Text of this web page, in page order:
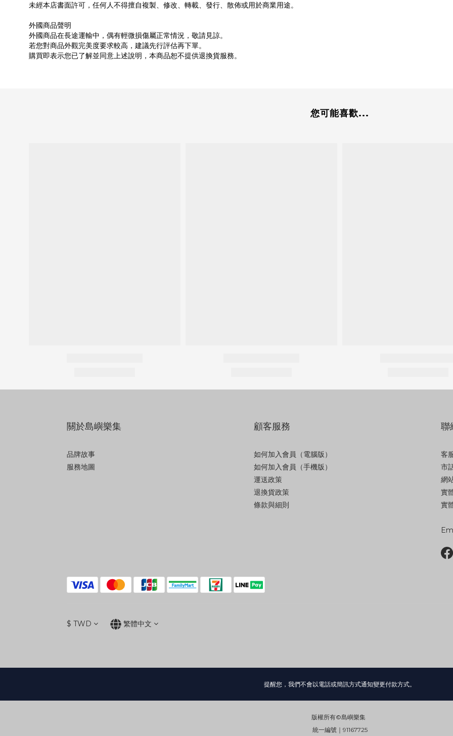
未經本店書面許可，任何人不得擅自複製、修改、轉載、發行、散佈或用於商業用途。
外國商品聲明
外國商品在長途運輸中，偶有輕微損傷屬正常情況，敬請見諒。
若您對商品外觀完美度要求較高，建議先行評估再下單。
購買即表示您已了解並同意上述說明，本商品恕不提供退換貨服務。
您可能喜歡...
關於島嶼樂集
品牌故事
服務地圖
顧客服務
如何加入會員（電腦版）
如何加入會員（手機版）
運送政策
退換貨政策
條款與細則
聯
客
市
網
實
實
$ TWD 繁體中文
提醒您，我們不會以電話或簡訊方式通知變更付款方式。
版權所有©島嶼樂集
統一編號｜91167725